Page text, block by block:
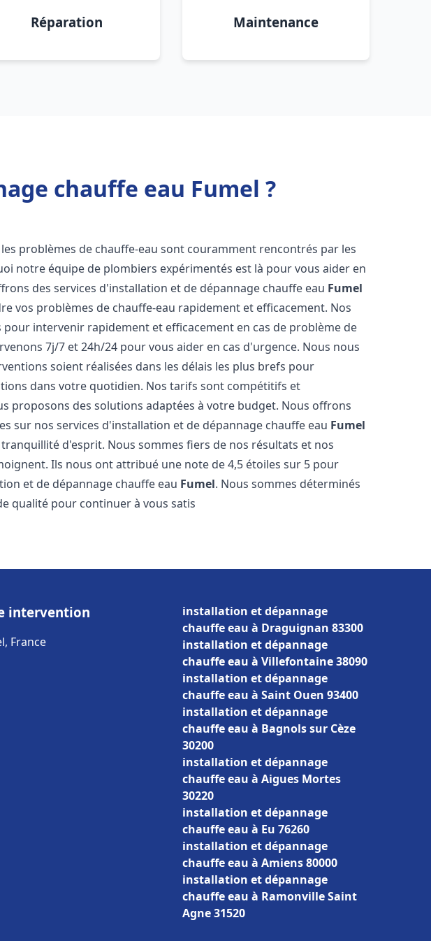
Réparation Maintenance
chauffe eau Fumel ?
les problèmes de chauffe-eau sont couramment rencontrés par les
notre équipe de plombiers expérimentés est là pour vous aider en
des services d'installation et de dépannage chauffe eau Fumel
vos problèmes de chauffe-eau rapidement et efficacement. Nos
intervenir rapidement et efficacement en cas de problème de
7j/7 et 24h/24 pour vous aider en cas d'urgence. Nous nous
soient réalisées dans les délais les plus brefs pour
dans votre quotidien. Nos tarifs sont compétitifs et
proposons des solutions adaptées à votre budget. Nous offrons
sur nos services d'installation et de dépannage chauffe eau Fumel
d'esprit. Nous sommes fiers de nos résultats et nos
Ils nous ont attribué une note de 4,5 étoiles sur 5 pour
et de dépannage chauffe eau Fumel. Nous sommes déterminés
qualité pour continuer à vous satis
intervention
France
installation et dépannage
chauffe eau à Draguignan 83300
installation et dépannage
chauffe eau à Villefontaine 38090
installation et dépannage
chauffe eau à Saint Ouen 93400
installation et dépannage
chauffe eau à Bagnols sur Cèze
30200
installation et dépannage
chauffe eau à Aigues Mortes
30220
installation et dépannage
chauffe eau à Eu 76260
installation et dépannage
chauffe eau à Amiens 80000
installation et dépannage
chauffe eau à Ramonville Saint
Agne 31520